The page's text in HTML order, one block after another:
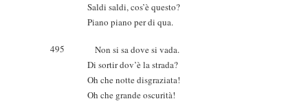
Saldi saldi, cos’è questo?
Piano piano per di qua.
495
Non si sa dove si vada.
Di sortir dov’è la strada?
Oh che notte disgraziata!
Oh che grande oscurità!